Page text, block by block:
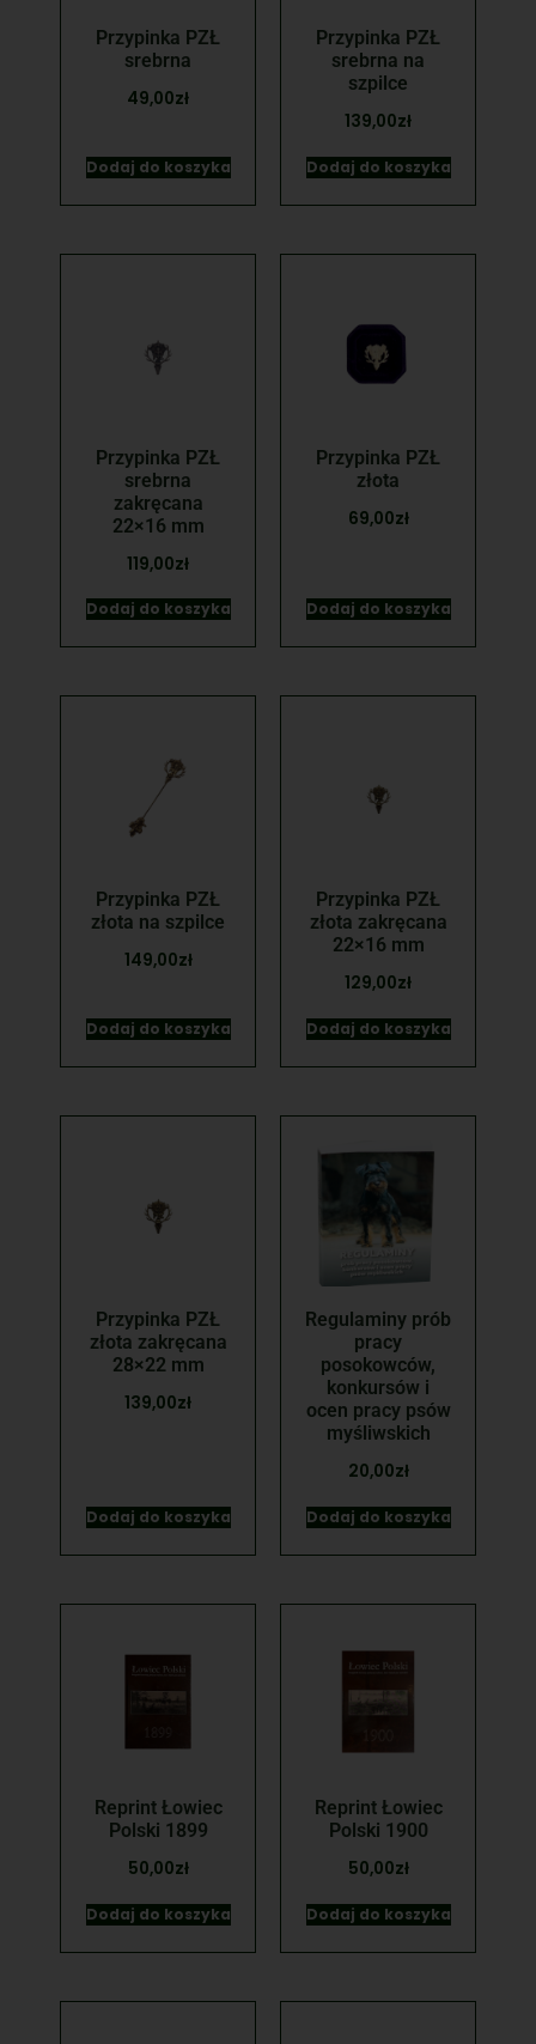
Przypinka PZŁ
srebrna
49,00zł
Dodaj do koszyka
Przypinka PZŁ
srebrna na
szpilce
139,00zł
Dodaj do koszyka
Przypinka PZŁ
srebrna
zakręcana
22×16 mm
119,00zł
Dodaj do koszyka
Przypinka PZŁ
złota
69,00zł
Dodaj do koszyka
Przypinka PZŁ
złota na szpilce
149,00zł
Dodaj do koszyka
Przypinka PZŁ
złota zakręcana
22×16 mm
129,00zł
Dodaj do koszyka
Przypinka PZŁ
złota zakręcana
28×22 mm
139,00zł
Dodaj do koszyka
Regulaminy prób
pracy
posokowców,
konkursów i
ocen pracy psów
myśliwskich
20,00zł
Dodaj do koszyka
Reprint Łowiec
Polski 1899
50,00zł
Dodaj do koszyka
Reprint Łowiec
Polski 1900
50,00zł
Dodaj do koszyka